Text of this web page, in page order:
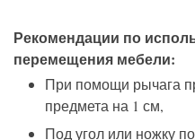
Рекомендации по
перемещения мебели:
При помощи рычага
предмета на 1 см,
Под угол или ножку